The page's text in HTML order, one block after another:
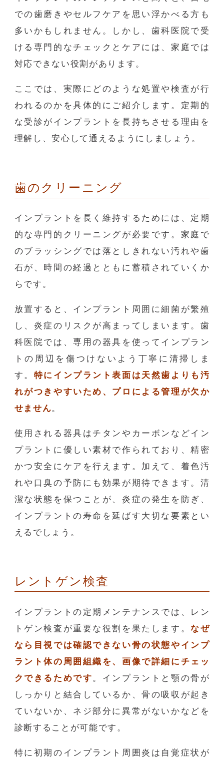
での歯磨きやセルフケアを思い浮かべる方も
多いかもしれません。しかし、歯科医院で受
ける専門的なチェックとケアには、家庭では
対応できない役割があります。
ここでは、実際にどのような処置や検査が行
われるのかを具体的にご紹介します。定期的
な受診がインプラントを長持ちさせる理由を
理解し、安心して通えるようにしましょう。
歯のクリーニング
インプラントを長く維持するためには、定期
的な専門的クリーニングが必要です。家庭で
のブラッシングでは落としきれない汚れや歯
石が、時間の経過とともに蓄積されていくか
らです。
放置すると、インプラント周囲に細菌が繁殖
し、炎症のリスクが高まってしまいます。歯
科医院では、専用の器具を使ってインプラン
トの周辺を傷つけないよう丁寧に清掃しま
す。 特にインプラント表面は天然歯よりも汚
れがつきやすいため、プロによる管理が欠か
せません。
使用される器具はチタンやカーボンなどイン
プラントに優しい素材で作られており、精密
かつ安全にケアを行えます。加えて、着色汚
れや口臭の予防にも効果が期待できます。清
潔な状態を保つことが、炎症の発生を防ぎ、
インプラントの寿命を延ばす大切な要素とい
えるでしょう。
レントゲン検査
インプラントの定期メンテナンスでは、レン
トゲン検査が重要な役割を果たします。なぜ
なら目視では確認できない骨の状態やインプ
ラント体の周囲組織を、画像で詳細にチェッ
クできるためです。インプラントと顎の骨が
しっかりと結合しているか、骨の吸収が起き
ていないか、ネジ部分に異常がないかなどを
診断することが可能です。
特に初期のインプラント周囲炎は自覚症状が